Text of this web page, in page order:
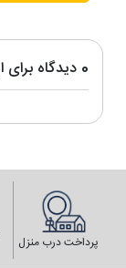
0 دیدگاه برای این محصول ثبت شده است
پرداخت درب منزل